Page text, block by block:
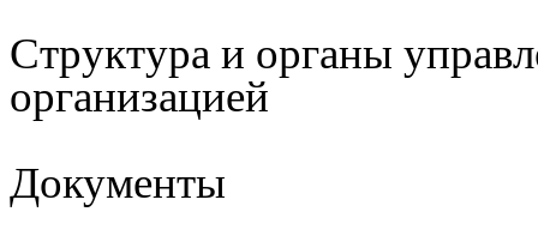
Структура и органы
организацией
Документы